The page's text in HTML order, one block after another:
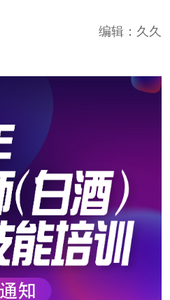
编辑：久久